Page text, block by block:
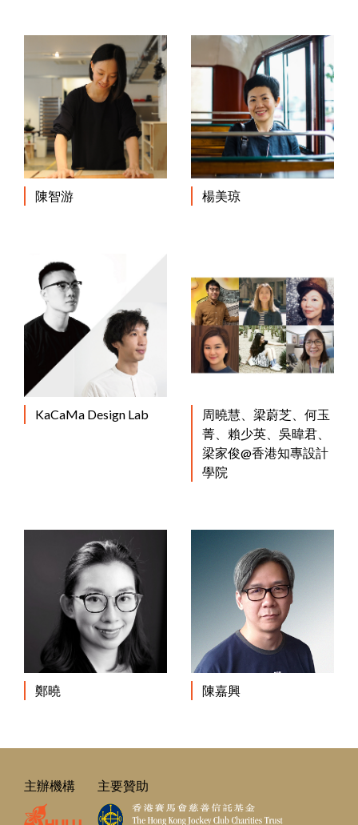
陳智游 楊美琼
KaCaMa Design Lab
周曉慧、梁蔚芝、何玉
菁、賴少英、吳暐君、
梁家俊@香港知專設計
學院
鄭曉 陳嘉興
主辦機構 主要贊助